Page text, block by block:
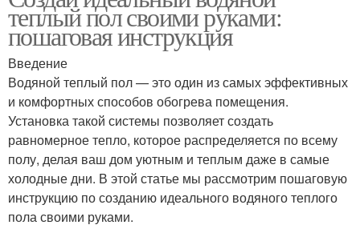
теплый пол своими руками:
пошаговая инструкция
Введение
Водяной теплый пол — это один из самых эффективных
и комфортных способов обогрева помещения.
Установка такой системы позволяет создать
равномерное тепло, которое распределяется по всему
полу, делая ваш дом уютным и теплым даже в самые
холодные дни. В этой статье мы рассмотрим пошаговую
инструкцию по созданию идеального водяного теплого
пола своими руками.